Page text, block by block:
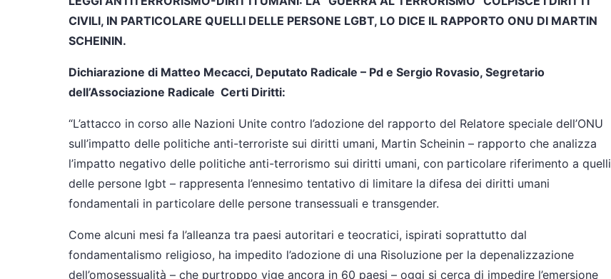
CIVILI, IN PARTICOLARE QUELLI DELLE PERSONE LGBT, LO DICE IL RAPPORTO ONU DI MARTIN
SCHEININ.
Dichiarazione di Matteo Mecacci, Deputato Radicale – Pd e Sergio Rovasio, Segretario
dell’Associazione Radicale Certi Diritti:
“L’attacco in corso alle Nazioni Unite contro l’adozione del rapporto del Relatore speciale dell’ONU
sull’impatto delle politiche anti-terroriste sui diritti umani, Martin Scheinin – rapporto che analizza
l’impatto negativo delle politiche anti-terrorismo sui diritti umani, con particolare riferimento a quelli
delle persone lgbt – rappresenta l’ennesimo tentativo di limitare la difesa dei diritti umani
fondamentali in particolare delle persone transessuali e transgender.
Come alcuni mesi fa l’alleanza tra paesi autoritari e teocratici, ispirati soprattutto dal
fondamentalismo religioso, ha impedito l’adozione di una Risoluzione per la depenalizzazione
dell’omosessualità – che purtroppo vige ancora in 60 paesi – oggi si cerca di impedire l’emersione